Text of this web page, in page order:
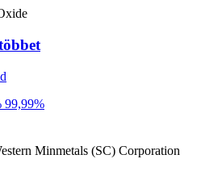
99,99%
Minmetals (SC) Corporation